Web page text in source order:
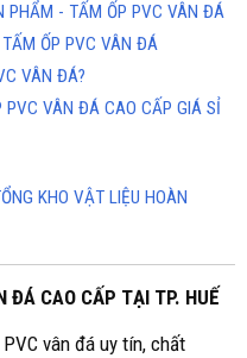
PHẨM - TẤM ỐP PVC VÂN ĐÁ
ỐP PVC VÂN ĐÁ
VÂN ĐÁ?
PVC VÂN ĐÁ CAO CẤP GIÁ SỈ
KHO VẬT LIỆU HOÀN
ĐÁ CAO CẤP TẠI TP. HUẾ
vân đá uy tín, chất